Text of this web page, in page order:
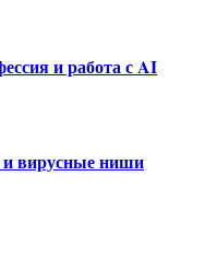
и работа с AI
и вирусные ниши